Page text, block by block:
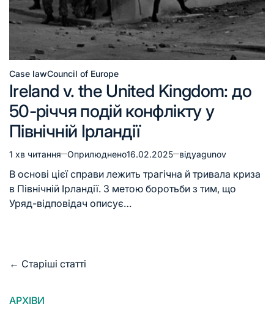
Case lawCouncil of Europe
Ireland v. the United Kingdom: до
50-річчя подій конфлікту у
Північній Ірландії
1 хв читання Оприлюднено16.02.2025 відyagunov
В основі цієї справи лежить трагічна й тривала криза
в Північній Ірландії. З метою боротьби з тим, що
Уряд-відповідач описує…
← Старіші статті
АРХІВИ